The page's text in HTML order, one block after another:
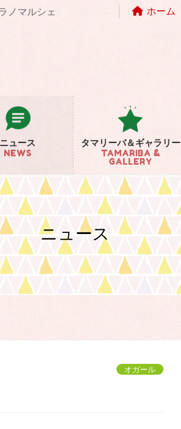
ノマルシェ ホーム
ニュース
NEWS
タマリーバ＆ギャラリー
TAMARIBA &
GALLERY
ニュース
オガール